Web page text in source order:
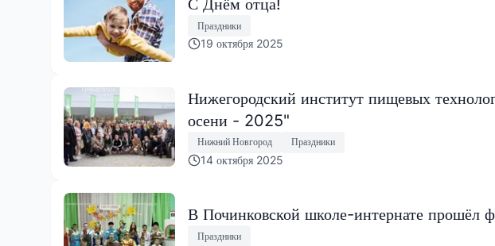
С Днём отца!
Праздники
19 октября 2025
Нижегородский институт пищевых
осени - 2025"
Нижний Новгород Праздники
14 октября 2025
В Починковской школе-интернате прошёл
Праздники